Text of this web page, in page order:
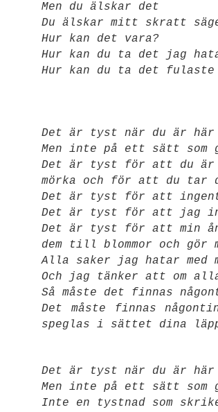
Men du älskar det
Du älskar mitt skratt
Hur kan det vara?
Hur kan du ta det jag
Hur kan du ta det fulaste
Det är tyst när du är här
Men inte på ett sätt som
Det är tyst för att du är
mörka och för att du tar
Det är tyst för att
Det är tyst för att jag
Det är tyst för att min
dem till blommor och
Alla saker jag hatar
Och jag tänker att om
Så måste det finnas
Det måste finnas
speglas i sättet dina
Det är tyst när du är här
Men inte på ett sätt som
Inte en tystnad som